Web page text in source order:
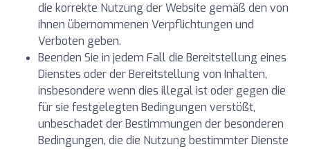
die korrekte Nutzung der Website gemäß den von
ihnen übernommenen Verpflichtungen und
Verboten geben.
Beenden Sie in jedem Fall die Bereitstellung eines
Dienstes oder der Bereitstellung von Inhalten,
insbesondere wenn dies illegal ist oder gegen die
für sie festgelegten Bedingungen verstößt,
unbeschadet der Bestimmungen der besonderen
Bedingungen, die die Nutzung bestimmter Dienste